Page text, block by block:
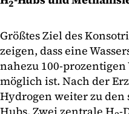
2
Größtes Ziel des
zeigen, dass eine
nahezu 100-
möglich ist. Nach der
Hydrogen weiter zu den